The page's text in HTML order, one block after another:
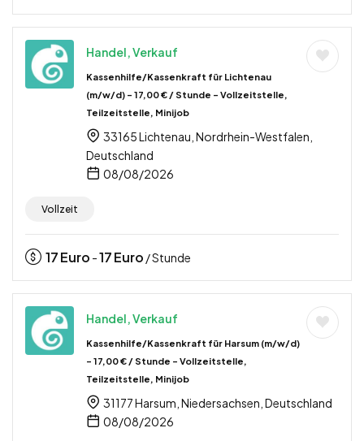
Handel, Verkauf
Kassenhilfe/Kassenkraft für Lichtenau
(m/w/d) – 17,00 € / Stunde – Vollzeitstelle,
Teilzeitstelle, Minijob
33165 Lichtenau, Nordrhein-Westfalen,
Deutschland
08/08/2026
Vollzeit
17Euro -17Euro / Stunde
Handel, Verkauf
Kassenhilfe/Kassenkraft für Harsum (m/w/d)
– 17,00 € / Stunde – Vollzeitstelle,
Teilzeitstelle, Minijob
31177 Harsum, Niedersachsen, Deutschland
08/08/2026